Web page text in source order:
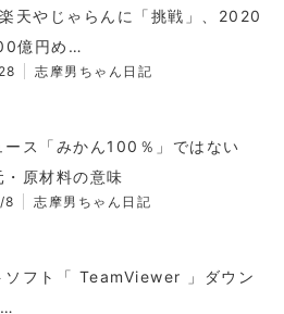
天やじゃらんに「挑戦」、2020
億円め…
志摩男ちゃん日記
ース「みかん100％」ではない
・原材料の意味
8 志摩男ちゃん日記
ソフト「 TeamViewer 」ダウン